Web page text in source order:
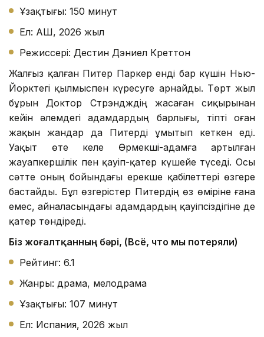
Ұзақтығы: 150 минут
Ел: АҚШ, 2026 жыл
Режиссері: Дестин Дэниел Креттон
Жалғыз қалған Питер Паркер енді бар күшін Нью-
Йорктегі қылмыспен күресуге арнайды. Төрт жыл
бұрын Доктор Стрэндждің жасаған сиқырынан
кейін әлемдегі адамдардың барлығы, тіпті оған
жақын жандар да Питерді ұмытып кеткен еді.
Уақыт өте келе Өрмекші-адамға артылған
жауапкершілік пен қауіп-қатер күшейе түседі. Осы
сәтте оның бойындағы ерекше қабілеттері өзгере
бастайды. Бұл өзгерістер Питердің өз өміріне ғана
емес, айналасындағы адамдардың қауіпсіздігіне де
қатер төндіреді.
Біз жоғалтқанның бәрі, (Всё, что мы потеряли)
Рейтинг: 6.1
Жанры: драма, мелодрама
Ұзақтығы: 107 минут
Ел: Испания, 2026 жыл